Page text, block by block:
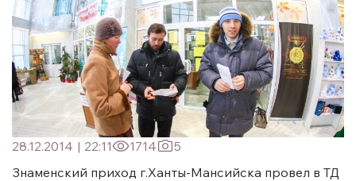
28.12.2014 | 22:11 1714
5
Знаменский приход г.Ханты-Мансийска провел в ТД